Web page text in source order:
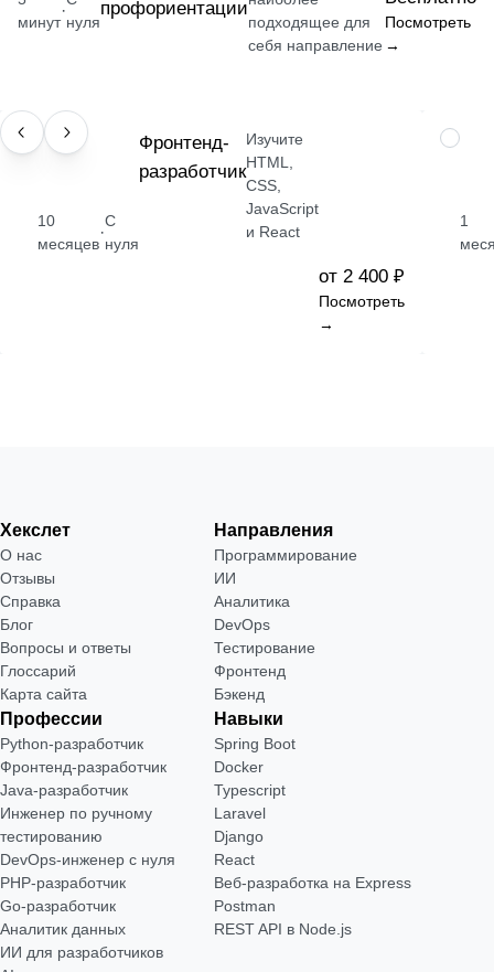
минут
·
нуля
профориентации
подходящее для
себя направление
Посмотреть
→
ПРОФЕССИЯ
10
месяцев
·
С
нуля
Фронтенд-
разработчик
Изучите
HTML,
CSS,
JavaScript
и React
от 2 400 ₽
Посмотреть
→
НАВЫК
1
Хекслет
О нас
Отзывы
Справка
Блог
Вопросы и ответы
Глоссарий
Карта сайта
Направления
Программирование
ИИ
Аналитика
DevOps
Тестирование
Фронтенд
Бэкенд
Профессии
Python-разработчик
Фронтенд-разработчик
Java-разработчик
Инженер по ручному
тестированию
DevOps-инженер с нуля
РНР-разработчик
Go-разработчик
Аналитик данных
ИИ для разработчиков
Навыки
Spring Boot
Docker
Typescript
Laravel
Django
React
Веб-разработка на Express
Postman
REST API в Node.js